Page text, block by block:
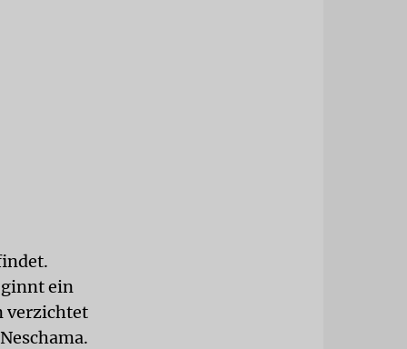
ein
verzichtet